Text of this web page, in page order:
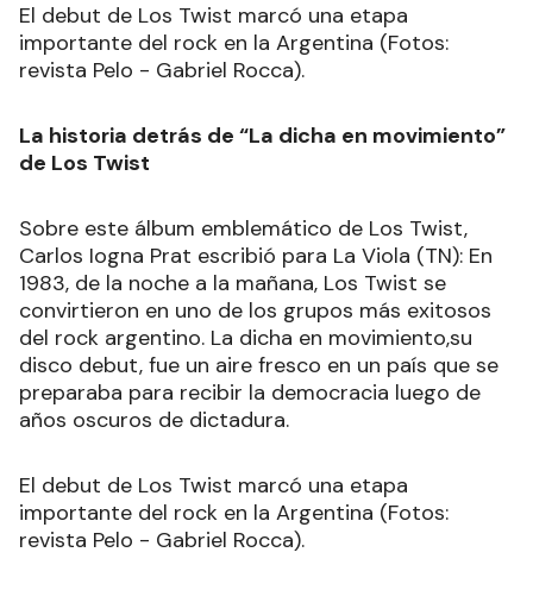
El debut de Los Twist marcó una etapa
importante del rock en la Argentina (Fotos:
revista Pelo - Gabriel Rocca).
La historia detrás de “La dicha en movimiento”
de Los Twist
Sobre este álbum emblemático de Los Twist,
Carlos Iogna Prat escribió para La Viola (TN): En
1983, de la noche a la mañana, Los Twist se
convirtieron en uno de los grupos más exitosos
del rock argentino. La dicha en movimiento,su
disco debut, fue un aire fresco en un país que se
preparaba para recibir la democracia luego de
años oscuros de dictadura.
El debut de Los Twist marcó una etapa
importante del rock en la Argentina (Fotos:
revista Pelo - Gabriel Rocca).